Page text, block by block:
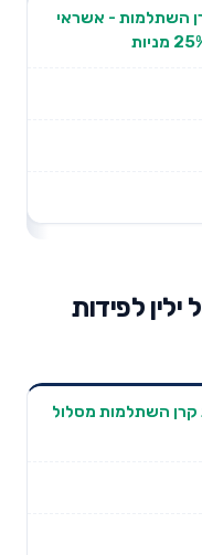
השתלמות - אשראי
לפידות
דמי ניהול
קרן השתלמות מסלול